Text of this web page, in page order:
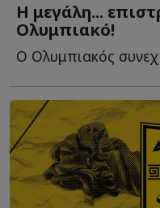
Η μεγάλη...
Ολυμπιακό!